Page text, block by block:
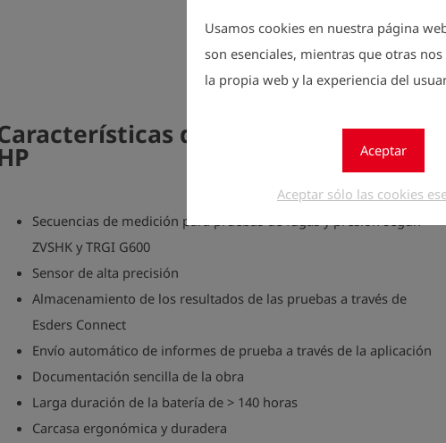
Usamos cookies en nuestra página
son esenciales, mientras que otras
la propia web y la experiencia del
Aceptar
Aceptar sólo las cookies
de TONI PressureTest
Secuencias de medición para pruebas de fugas y presión según
ZVSHK y TRGI G600
Sensor de alta precisión
Almacenamiento de los resultados de las pruebas a través de
Esders Connect
Envío automático de informes de prueba a través de la aplicación
Documentación sencilla de la obra
Larga duración de la batería de > 140 horas
Carcasa ergonómica y duradera